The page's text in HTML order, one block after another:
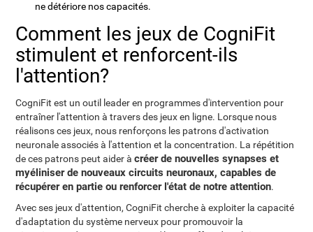
ne détériore nos capacités.
Comment les jeux de CogniFit
stimulent et renforcent-ils
l'attention?
CogniFit est un outil leader en programmes d'intervention pour
entraîner l'attention à travers des jeux en ligne. Lorsque nous
réalisons ces jeux, nous renforçons les patrons d'activation
neuronale associés à l'attention et la concentration. La répétition
de ces patrons peut aider àcréer de nouvelles synapses et
myéliniser de nouveaux circuits neuronaux, capables de
récupérer en partie ou renforcer l'état de notre attention.
Avec ses jeux d'attention, CogniFit cherche à exploiter la capacité
d'adaptation du système nerveux pour promouvoir la